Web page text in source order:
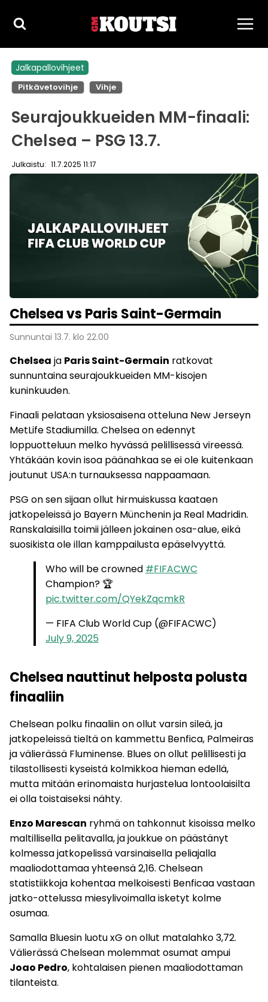
sisältöön
Jalkapallovihjeet
Pitkävetovihje Vihje
Seurajoukkueiden MM-finaali:
Chelsea – PSG 13.7.
Julkaistu: 11.7.2025 11:17
Chelsea vs Paris Saint-Germain
Sunnuntai 13.7. klo 22.00
Chelsea ja Paris Saint-Germain ratkovat
sunnuntaina seurajoukkueiden MM-kisojen
kuninkuuden.
Finaali pelataan yksiosaisena otteluna New Jerseyn
MetLife Stadiumilla. Chelsea on edennyt
loppuotteluun melko hyvässä pelillisessä vireessä.
Yhtäkään kovin isoa päänahkaa se ei ole kuitenkaan
joutunut USA:n turnauksessa nappaamaan.
PSG on sen sijaan ollut hirmuiskussa kaataen
jatkopeleissä jo Bayern Münchenin ja Real Madridin.
Ranskalaisilla toimii jälleen jokainen osa-alue, eikä
suosikista ole illan kamppailusta epäselvyyttä.
Who will be crowned #FIFACWC
Champion? 🏆
pic.twitter.com/QYekZqcmkR
— FIFA Club World Cup (@FIFACWC)
July 9, 2025
Chelsea nauttinut helposta polusta
finaaliin
Chelsean polku finaaliin on ollut varsin sileä, ja
jatkopeleissä tieltä on kammettu Benfica, Palmeiras
ja välierässä Fluminense. Blues on ollut pelillisesti ja
tilastollisesti kyseistä kolmikkoa hieman edellä,
mutta mitään erinomaista hurjastelua lontoolaisilta
ei olla toistaiseksi nähty.
Enzo Marescan ryhmä on tahkonnut kisoissa melko
maltillisella pelitavalla, ja joukkue on päästänyt
kolmessa jatkopelissä varsinaisella peliajalla
maaliodottamaa yhteensä 2,16. Chelsean
statistiikkoja kohentaa melkoisesti Benficaa vastaan
jatko-ottelussa miesylivoimalla isketyt kolme
osumaa.
Samalla Bluesin luotu xG on ollut matalahko 3,72.
Välierässä Chelsean molemmat osumat ampui
Joao Pedro, kohtalaisen pienen maaliodottaman
tilanteista.